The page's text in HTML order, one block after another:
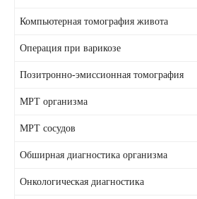
Компьютерная томография живота
Операция при варикозе
Позитронно-эмиссионная томография
МРТ организма
МРТ сосудов
Обширная диагностика организма
Онкологическая диагностика